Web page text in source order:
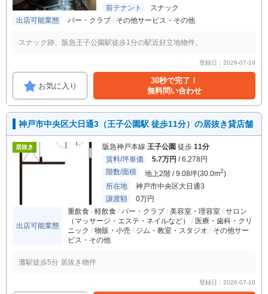
前テナント
スナック
出店可能業態
バー・クラブ その他サービス・その他
スナック跡、阪急王子公園駅徒歩1分の駅近好立地物件。
登録日：2026-07-19
お気に入り
30秒で完了！
無料問い合わせ
神戸市中央区大日通3（王子公園駅 徒歩11分）の居抜き貸店舗
居抜き 阪急神戸本線 王子公園 徒歩 11分
賃料/坪単価
5.7万円 / 6,278円
階数/面積
地上2階 / 9.08坪(30.0m2)
所在地
神戸市中央区大日通3
譲渡額
0万円
出店可能業態
重飲食 軽飲食 バー・クラブ 美容室・理容室
サロン
（マッサージ・エステ・ネイルなど）
医療・歯科・クリ
ニック
物販・小売 ジム・教室・スタジオ
その他サー
ビス・その他
灘駅徒歩5分 居抜き物件
登録日：2026-07-10